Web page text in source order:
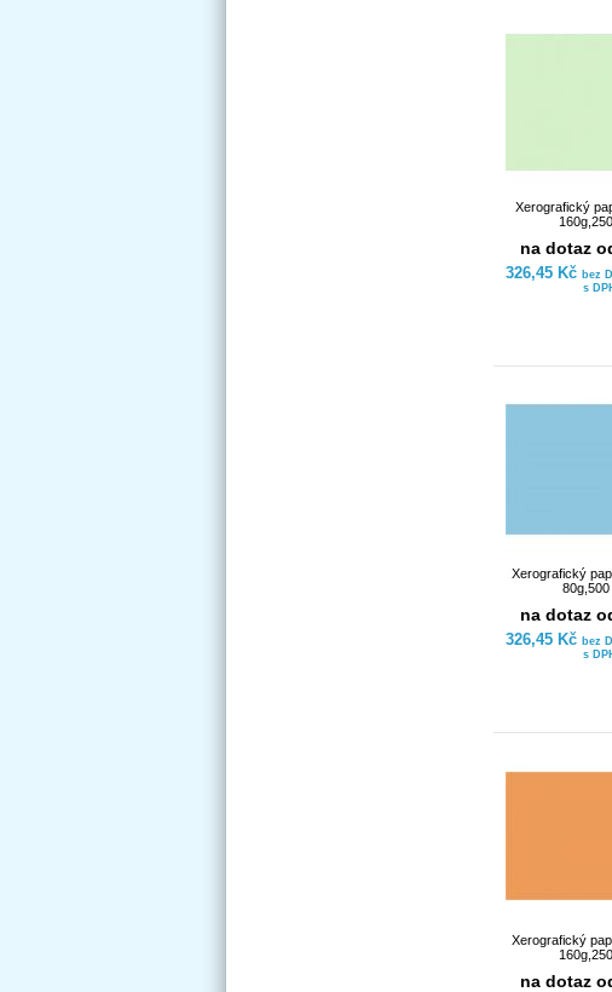
Xerografický
na dotaz
326,45 Kč bez
s
Xerografický
80g,500
na dotaz
326,45 Kč bez
s
Xerografický
na dotaz